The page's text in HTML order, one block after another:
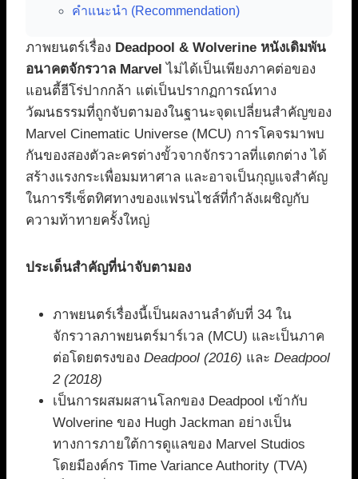
คำแนะนำ (Recommendation)
ภาพยนตร์เรื่อง Deadpool & Wolverine หนังเดิมพัน
อนาคตจักรวาล Marvel ไม่ได้เป็นเพียงภาคต่อของ
แอนตี้ฮีโร่ปากกล้า แต่เป็นปรากฏการณ์ทาง
วัฒนธรรมที่ถูกจับตามองในฐานะจุดเปลี่ยนสำคัญของ
Marvel Cinematic Universe (MCU) การโคจรมาพบ
กันของสองตัวละครต่างขั้วจากจักรวาลที่แตกต่าง ได้
สร้างแรงกระเพื่อมมหาศาล และอาจเป็นกุญแจสำคัญ
ในการรีเซ็ตทิศทางของแฟรนไชส์ที่กำลังเผชิญกับ
ความท้าทายครั้งใหญ่
ประเด็นสำคัญที่น่าจับตามอง
ภาพยนตร์เรื่องนี้เป็นผลงานลำดับที่ 34 ใน
จักรวาลภาพยนตร์มาร์เวล (MCU) และเป็นภาค
ต่อโดยตรงของ Deadpool (2016) และ Deadpool
2 (2018)
เป็นการผสมผสานโลกของ Deadpool เข้ากับ
Wolverine ของ Hugh Jackman อย่างเป็น
ทางการภายใต้การดูแลของ Marvel Studios
โดยมีองค์กร Time Variance Authority (TVA)